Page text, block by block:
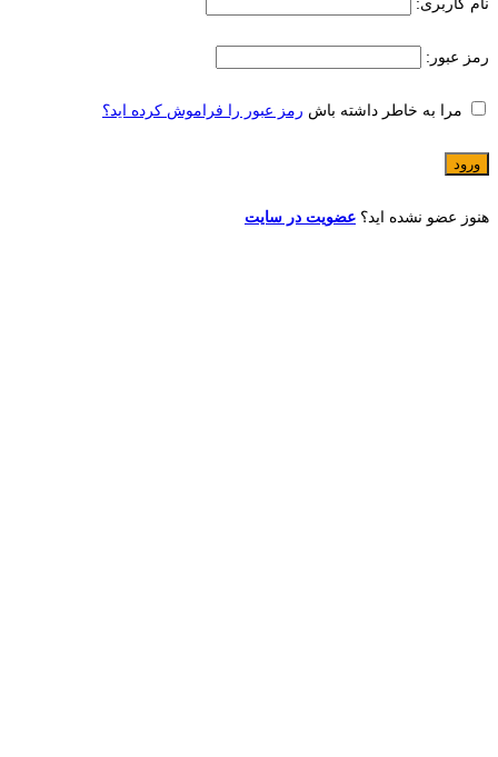
رمز عبور:
مرا به خاطر داشته باش رمز عبور را فراموش کرده اید؟
هنوز عضو نشده اید؟ عضویت در سایت